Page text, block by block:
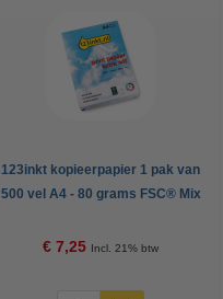
123inkt kopieerpapier 1 pak van
500 vel A4 - 80 grams FSC® Mix
€ 7,25 Incl. 21% btw